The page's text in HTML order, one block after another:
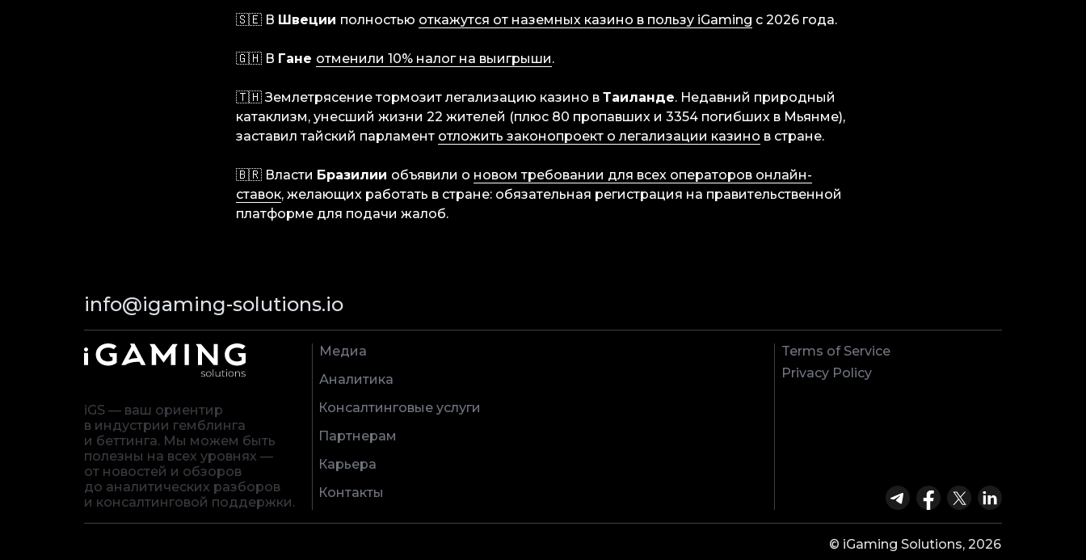
🇸🇪 В Швеции полностью откажутся от наземных казино в пользу iGaming с 2026 года.
🇬🇭 В Гане отменили 10% налог на выигрыши.
🇹🇭 Землетрясение тормозит легализацию казино в Таиланде. Недавний природный
катаклизм, унесший жизни 22 жителей (плюс 80 пропавших и 3354 погибших в Мьянме),
заставил тайский парламент отложить законопроект о легализации казино в стране.
🇧🇷 Власти Бразилии объявили о новом требовании для всех операторов онлайн-
ставок, желающих работать в стране: обязательная регистрация на правительственной
платформе для подачи жалоб.
info@igaming-solutions.io
iGS — ваш ориентир
в индустрии гемблинга
и беттинга. Мы можем быть
полезны на всех уровнях —
от новостей и обзоров
до аналитических разборов
и консалтинговой поддержки.
Аналитика
Медиа
Консалтинговые услуги
Контакты
Terms of Service
Privacy Policy
© iGaming Solutions, 2026
Карьера
Партнерам